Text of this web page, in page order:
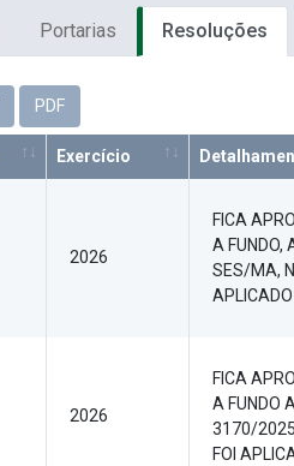
Portarias Resoluções
PDF
Exercício
2026
FICA
A FUNDO,
SES/MA,
2026
FICA
A FUNDO
3170/
FOI